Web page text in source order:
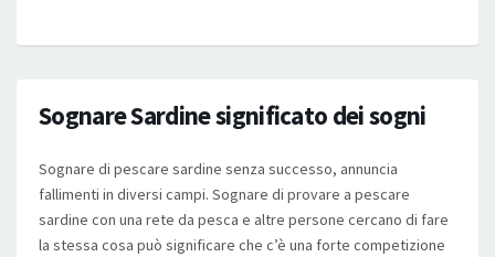
Sognare Sardine significato dei sogni
Sognare di pescare sardine senza successo, annuncia
fallimenti in diversi campi. Sognare di provare a pescare
sardine con una rete da pesca e altre persone cercano di fare
la stessa cosa può significare che c’è una forte competizione